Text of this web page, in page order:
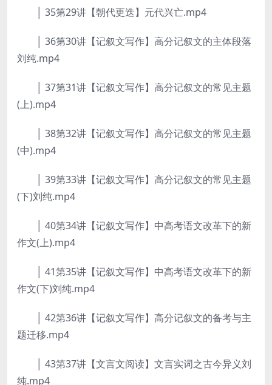
│ 35第29讲【朝代更迭】元代兴亡.mp4
│ 36第30讲【记叙文写作】高分记叙文的主体段落
刘纯.mp4
│ 37第31讲【记叙文写作】高分记叙文的常见主题
(上).mp4
│ 38第32讲【记叙文写作】高分记叙文的常见主题
(中).mp4
│ 39第33讲【记叙文写作】高分记叙文的常见主题
(下)刘纯.mp4
│ 40第34讲【记叙文写作】中高考语文改革下的新
作文(上).mp4
│ 41第35讲【记叙文写作】中高考语文改革下的新
作文(下)刘纯.mp4
│ 42第36讲【记叙文写作】高分记叙文的备考与主
题迁移.mp4
│ 43第37讲【文言文阅读】文言实词之古今异义刘
纯.mp4